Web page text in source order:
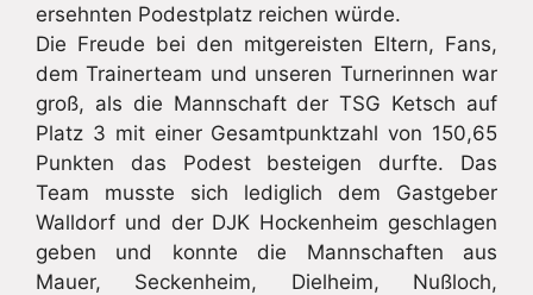
ersehnten Podestplatz reichen würde.
Die Freude bei den mitgereisten Eltern, Fans,
dem Trainerteam und unseren Turnerinnen war
groß, als die Mannschaft der TSG Ketsch auf
Platz 3 mit einer Gesamtpunktzahl von 150,65
Punkten das Podest besteigen durfte. Das
Team musste sich lediglich dem Gastgeber
Walldorf und der DJK Hockenheim geschlagen
geben und konnte die Mannschaften aus
Mauer, Seckenheim, Dielheim, Nußloch,